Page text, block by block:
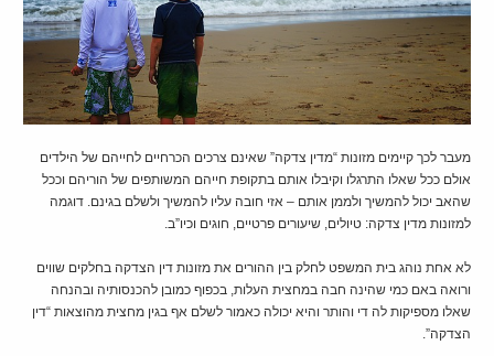
מעבר לכך קיימים מזונות “מדין צדקה” שאינם צרכים הכרחיים לחייהם של הילדים
אולם ככל שאלו התרגלו וקיבלו אותם בתקופת חייהם המשותפים של הוריהם וככל
שהאב יכול להמשיך ולממן אותם – אזי חובה עליו להמשיך ולשלם בגינם. דוגמה
למזונות מדין צדקה: טיולים, שיעורים פרטיים, חוגים וכיו”ב.
לא אחת נוהג בית המשפט לחלק בין ההורים את מזונות דין הצדקה בחלקים שווים
ורואה באם כמי שהינה חבה במחצית העלות, בכפוף כמובן להכנסותיה ובהנחה
שאלו מספיקות לה די והותר והיא יכולה כאמור לשלם אף בגין מחצית מהוצאות “דין
הצדקה”.